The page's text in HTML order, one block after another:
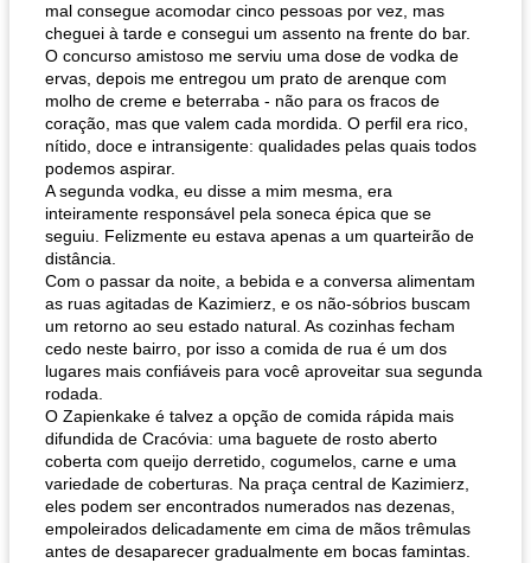
mal consegue acomodar cinco pessoas por vez, mas
cheguei à tarde e consegui um assento na frente do bar.
O concurso amistoso me serviu uma dose de vodka de
ervas, depois me entregou um prato de arenque com
molho de creme e beterraba - não para os fracos de
coração, mas que valem cada mordida. O perfil era rico,
nítido, doce e intransigente: qualidades pelas quais todos
podemos aspirar.
A segunda vodka, eu disse a mim mesma, era
inteiramente responsável pela soneca épica que se
seguiu. Felizmente eu estava apenas a um quarteirão de
distância.
Com o passar da noite, a bebida e a conversa alimentam
as ruas agitadas de Kazimierz, e os não-sóbrios buscam
um retorno ao seu estado natural. As cozinhas fecham
cedo neste bairro, por isso a comida de rua é um dos
lugares mais confiáveis ​​para você aproveitar sua segunda
rodada.
O Zapienkake é talvez a opção de comida rápida mais
difundida de Cracóvia: uma baguete de rosto aberto
coberta com queijo derretido, cogumelos, carne e uma
variedade de coberturas. Na praça central de Kazimierz,
eles podem ser encontrados numerados nas dezenas,
empoleirados delicadamente em cima de mãos trêmulas
antes de desaparecer gradualmente em bocas famintas.